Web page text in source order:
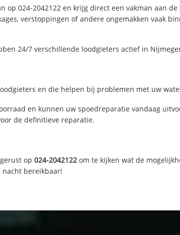
op 024-2042122 en krijg direct een vakman aan
verstoppingen of andere ongemakken vaak
24/7 verschillende loodgieters actief in
en die helpen bij problemen met uw
en kunnen uw spoedreparatie vandaag
de definitieve reparatie.
gerust op024-2042122 om te kijken wat de
nacht bereikbaar!